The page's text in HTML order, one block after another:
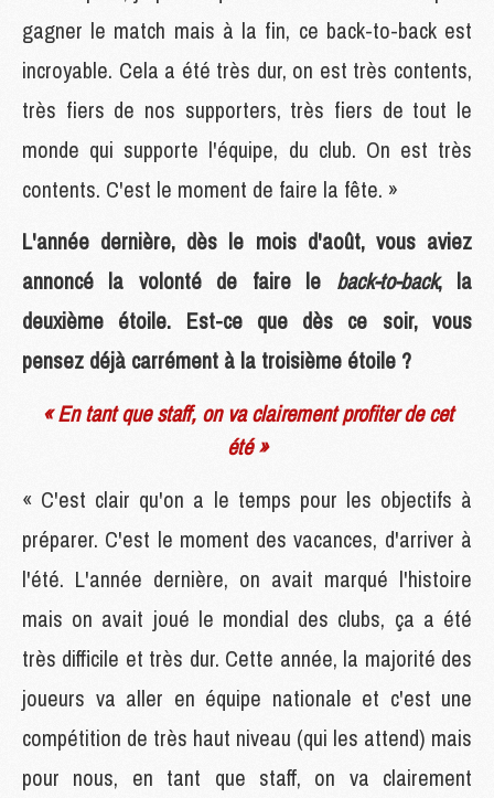
gagner le match mais à la fin, ce back-to-back est
incroyable. Cela a été très dur, on est très contents,
très fiers de nos supporters, très fiers de tout le
monde qui supporte l'équipe, du club. On est très
contents. C'est le moment de faire la fête. »
L'année dernière, dès le mois d'août, vous aviez
annoncé la volonté de faire le back-to-back, la
deuxième étoile. Est-ce que dès ce soir, vous
pensez déjà carrément à la troisième étoile ?
« En tant que staff, on va clairement profiter de cet
été »
« C'est clair qu'on a le temps pour les objectifs à
préparer. C'est le moment des vacances, d'arriver à
l'été. L'année dernière, on avait marqué l'histoire
mais on avait joué le mondial des clubs, ça a été
très difficile et très dur. Cette année, la majorité des
joueurs va aller en équipe nationale et c'est une
compétition de très haut niveau (qui les attend) mais
pour nous, en tant que staff, on va clairement